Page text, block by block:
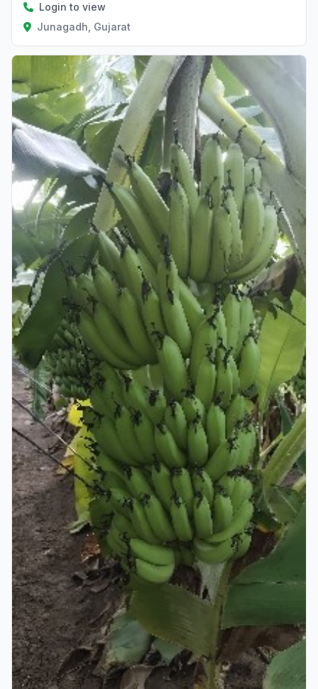
Login to view
Junagadh, Gujarat